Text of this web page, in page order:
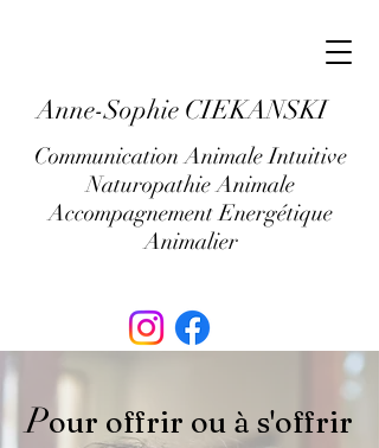
Anne-Sophie CIEKANSKI
Communication Animale Intuitive
Naturopathie Animale
Accompagnement Energétique
Animalier
Pour offrir ou à s'offrir